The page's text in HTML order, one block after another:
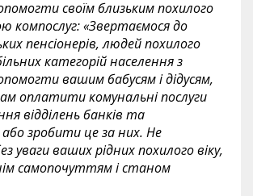
своїм близьким похилого
компослуг: «Звертаємося до
пенсіонерів, людей похилого
категорій населення з
вашим бабусям і дідусям,
оплатити комунальні послуги
відділень банків та
зробити це за них. Не
уваги ваших рідних похилого віку,
самопочуттям і станом